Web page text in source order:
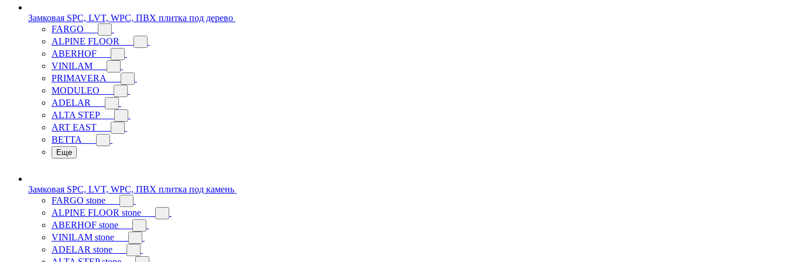
Замковая SPC, LVT, WPC, ПВХ плитка под дерево
FARGO
ALPINE FLOOR
ABERHOF
VINILAM
PRIMAVERA
MODULEO
ADELAR
ALTA STEP
ART EAST
BETTA
Еще
Замковая SPC, LVT, WPC, ПВХ плитка под камень
FARGO stone
ALPINE FLOOR stone
ABERHOF stone
VINILAM stone
ADELAR stone